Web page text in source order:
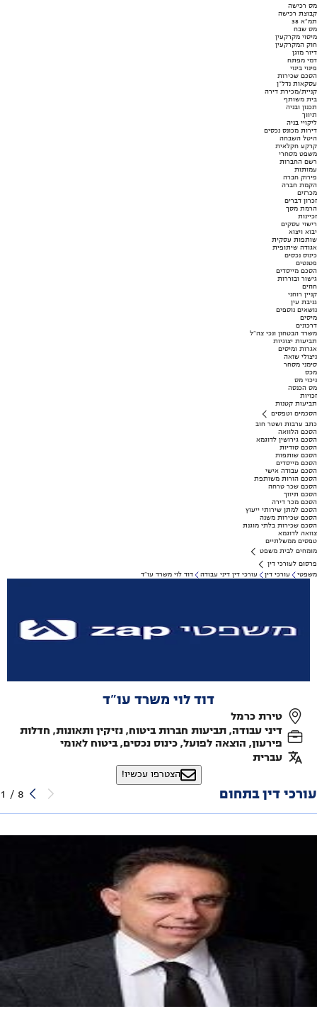
מס רכישה
קבוצת רכישה
תמ"א 38
מס שבח
מיסוי מקרקעין
חוק המקרקעין
דיור מוגן
דמי מפתח
פינוי בינוי
הסכם שכירות
עסקאות נדל"ן
קניית/מכירת דירה
בית משותף
תכנון ובניה
תיווך
ליקויי בניה
דירות מכונס נכסים
היטל השבחה
קרקע חקלאית
משפט מסחרי
רשם החברות
עמותות
פירוק חברה
הקמת חברה
מכרזים
זכרון דברים
הרמת מסך
זכיינות
רישוי עסקים
יבוא ויצוא
שותפות עסקית
אגודה שיתופית
כינוס נכסים
פטנטים
הסכם מייסדים
גישור ובוררות
חוזים
קניין רוחני
גניבת עין
נושאים נוספים
מיסים
דרכונים
משרד הבטחון ונכי צה"ל
תביעות יצוגיות
אגרות ומיסים
ניצולי שואה
סימני מסחר
מכס
ניכוי מס
מס הכנסה
זכויות
תביעות קטנות
הסכמים וטפסים
כתב ערבות ושטר חוב
הסכם הלוואה
הסכם גירושין לדוגמא
הסכם סודיות
הסכם שותפות
הסכם מייסדים
הסכם עבודה אישי
הסכם הורות משותפת
הסכם שכר טרחה
הסכם תיווך
הסכם מכר דירה
הסכם למתן שירותי ייעוץ
הסכם שכירות משנה
הסכם שכירות בלתי מוגנת
צוואה לדוגמא
טפסים ממשלתיים
מומחים לבית משפט
פרסום לעורכי דין
משפטי
עורכי דין עורכי דין דיני עבודה דוד לוי משרד עו"ד
דוד לוי משרד עו"ד
טירת כרמל
דיני עבודה, תביעות חברות ביטוח, נזיקין ותאונות, חדלות
פירעון, הוצאה לפועל, כינוס נכסים, ביטוח לאומי
עברית
הצטרפו עכשיו!
עורכי דין בתחום 8
/
1
דיני עבודה, חדלות פירעון, נזיקין ותאונות, הוצאה לפועל, כינוס נכסים,